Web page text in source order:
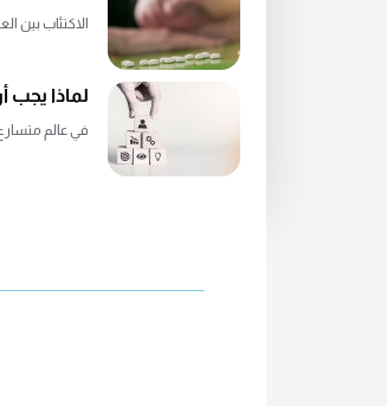
الاكتئاب بين
لماذا يجب
في عالم متسارع